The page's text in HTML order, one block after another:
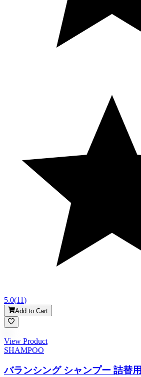
5.0(11)
Add to Cart
View Product
SHAMPOO
バランシング シャンプー 詰替用